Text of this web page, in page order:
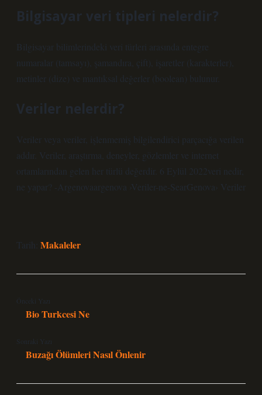
Bilgisayar veri tipleri nelerdir?
Bilgisayar bilimlerindeki veri türleri arasında entegre
numaralar (tamsayı), şamandıra, çift), işaretler (karakterler),
metinler (dize) ve mantıksal değerler (boolean) bulunur.
Veriler nelerdir?
Veriler veya veriler, işlenmemiş bilgilendirici parçacığa verilen
addır. Veriler, araştırma, deneyler, gözlemler ve internet
ortamlarından gelen her türlü değerdir. 6 Eylül 2022veri nedir,
ne yapar? -Argenovaargenova ›Veriler-ne-SearGenova› Veriler
Tarih: Makaleler
Önceki Yazı
Bio Turkcesi Ne
Sonraki Yazı
Buzağı Ölümleri Nasıl Önlenir